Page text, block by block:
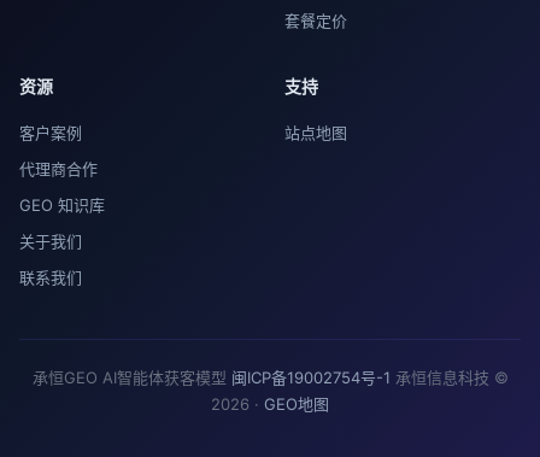
套餐定价
资源
客户案例
代理商合作
GEO 知识库
关于我们
联系我们
支持
站点地图
承恒GEO AI智能体获客模型 闽ICP备19002754号-1 承恒信息科技 ©
2026 · GEO地图